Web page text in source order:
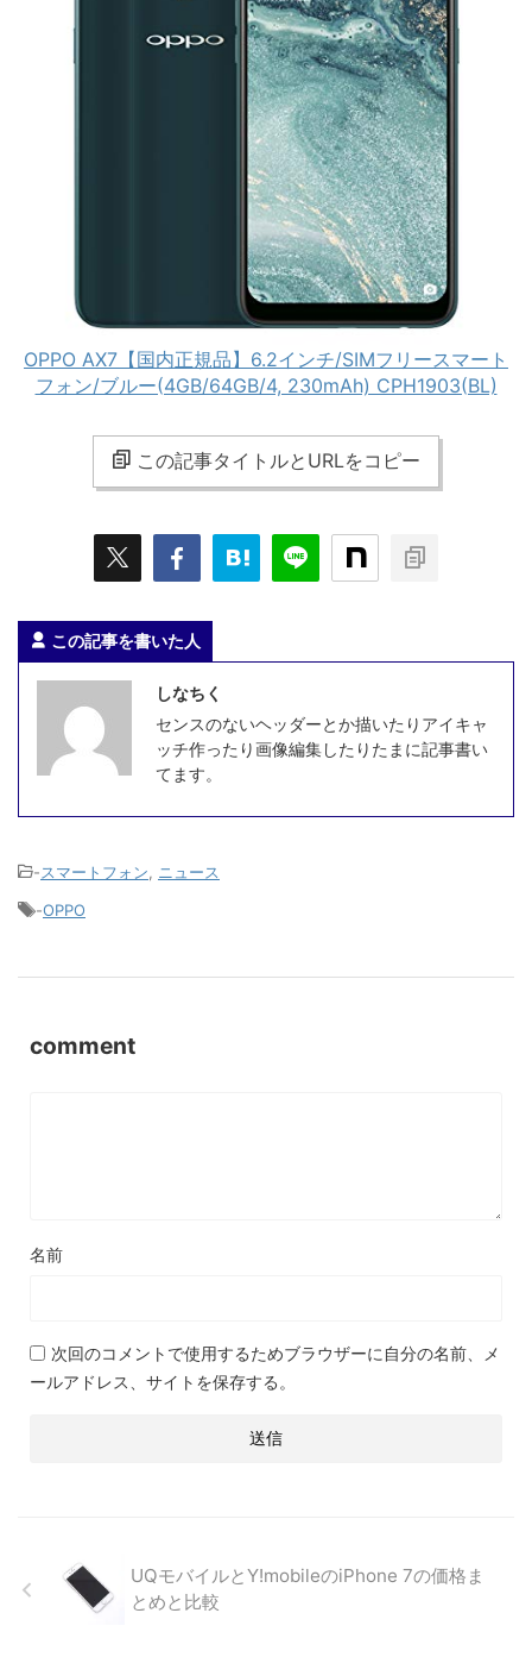
OPPO AX7【国内正規品】6.2インチ/SIMフリースマート
フォン/ブルー(4GB/64GB/4, 230mAh) CPH1903(BL)
この記事タイトルとURLをコピー
この記事を書いた人
しなちく
センスのないヘッダーとか描いたりアイキャ
ッチ作ったり画像編集したりたまに記事書い
てます。
-スマートフォン, ニュース
-OPPO
comment
名前
次回のコメントで使用するためブラウザーに自分の名前、メ
ールアドレス、サイトを保存する。
UQモバイルとY!mobileのiPhone 7の価格ま
とめと比較